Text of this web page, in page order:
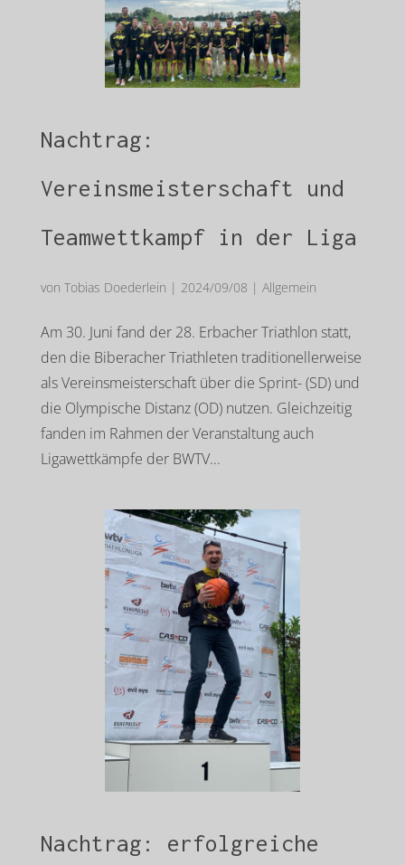
Nachtrag:
Vereinsmeisterschaft und
Teamwettkampf in der Liga
von Tobias Doederlein | 2024/09/08 | Allgemein
Am 30. Juni fand der 28. Erbacher Triathlon statt,
den die Biberacher Triathleten traditionellerweise
als Vereinsmeisterschaft über die Sprint- (SD) und
die Olympische Distanz (OD) nutzen. Gleichzeitig
fanden im Rahmen der Veranstaltung auch
Ligawettkämpfe der BWTV...
Nachtrag: erfolgreiche